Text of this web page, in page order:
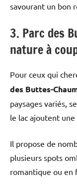
savourant un bon
3. Parc des
nature à
Pour ceux qui
des Buttes-
paysages variés,
le lac ajoutent une
Il propose de
plusieurs spots
romantique ou en